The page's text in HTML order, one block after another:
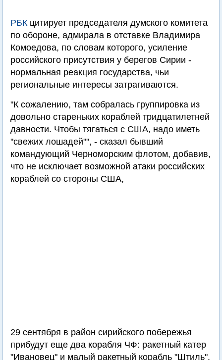
РБКцитирует председателя думского комитета
по обороне, адмирала в отставке Владимира
Комоедова, по словам которого, усиление
российского присутствия у берегов Сирии -
нормальная реакция государства, чьи
региональные интересы затрагиваются.
"К сожалению, там собралась группировка из
довольно стареньких кораблей тридцатилетней
давности. Чтобы тягаться с США, надо иметь
"свежих лошадей"", - сказал бывший
командующий Черноморским флотом, добавив,
что не исключает возможной атаки российских
кораблей со стороны США,
29 сентября в район сирийского побережья
прибудут еще два корабля ЧФ: ракетный катер
"Ивановец" и малый ракетный корабль "Штиль".